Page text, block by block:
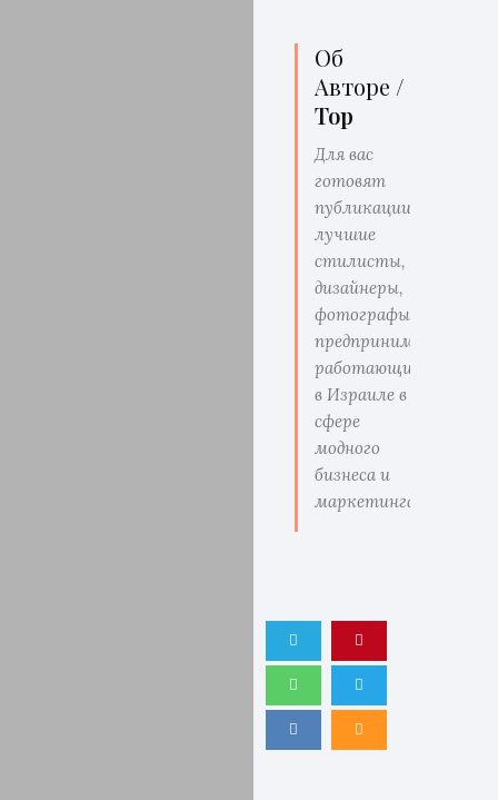
Об
Авторе /
Top
Для вас
готовят
публикации
лучшие
стилисты,
дизайнеры,
фотографы,
предприниматели
работающие
в Израиле в
сфере
модного
бизнеса и
маркетинга.